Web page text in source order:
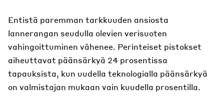
Entistä paremman tarkkuuden ansiosta
lannerangan seudulla olevien verisuoten
vahingoittuminen vähenee. Perinteiset pistokset
aiheuttavat päänsärkyä 24 prosentissa
tapauksista, kun uudella teknologialla päänsärkyä
on valmistajan mukaan vain kuudella prosentilla.